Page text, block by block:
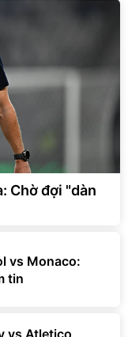
Chờ đợi "dàn
vs Monaco:
tin
vs Atletico